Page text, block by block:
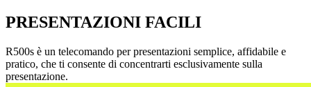
PRESENTAZIONI FACILI
R500s è un telecomando per presentazioni semplice, affidabile e
pratico, che ti consente di concentrarti esclusivamente sulla
presentazione.